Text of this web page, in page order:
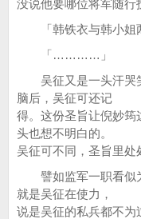
没说他要哪位将军随行
「韩铁衣与韩小姐
「…………」
吴征又是一头汗哭
脑后，吴征可还记
得。这份圣旨让倪妙筠
头也想不明白的。
吴征可不同，圣旨里处
譬如监军一职看似
就是吴征在使力，
说是吴征的私兵都不